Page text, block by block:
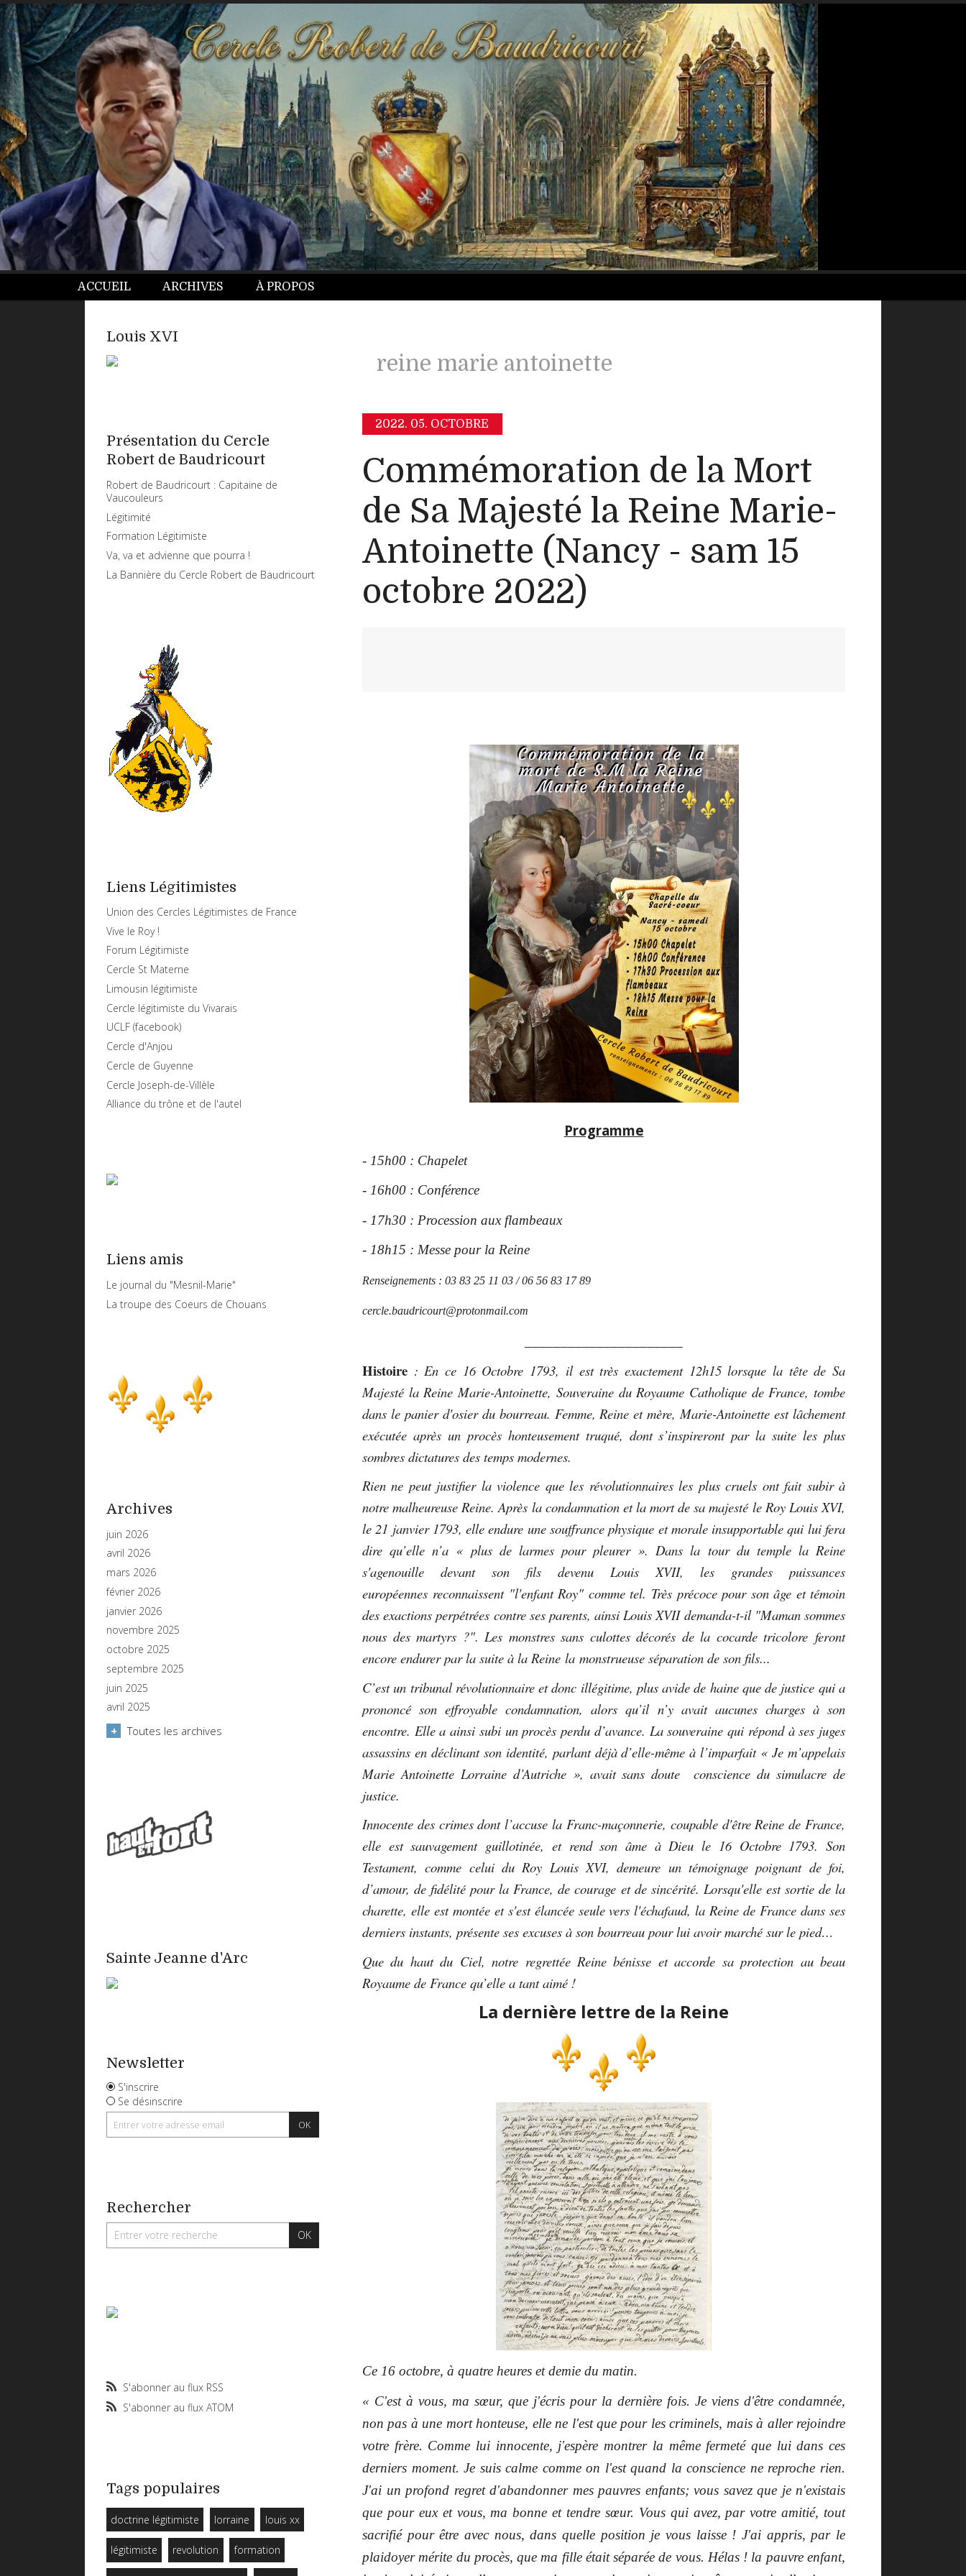
ACCUEIL ARCHIVES À PROPOS
Louis XVI
Présentation du Cercle
Robert de Baudricourt
Robert de Baudricourt : Capitaine de
Vaucouleurs
Légitimité
Formation Légitimiste
Va, va et advienne que pourra !
La Bannière du Cercle Robert de Baudricourt
Liens Légitimistes
Union des Cercles Légitimistes de France
Vive le Roy !
Forum Légitimiste
Cercle St Materne
Limousin légitimiste
Cercle légitimiste du Vivarais
UCLF (facebook)
Cercle d'Anjou
Cercle de Guyenne
Cercle Joseph-de-Villèle
Alliance du trône et de l'autel
Liens amis
Le journal du "Mesnil-Marie"
La troupe des Coeurs de Chouans
Archives
juin 2026
avril 2026
mars 2026
février 2026
janvier 2026
novembre 2025
octobre 2025
septembre 2025
juin 2025
avril 2025
Toutes les archives
Sainte Jeanne d'Arc
Newsletter
S'inscrire
Se désinscrire
Rechercher
S'abonner au flux RSS
S'abonner au flux ATOM
Tags populaires
doctrine légitimiste lorraine louis xx
légitimiste revolution formation
reine marie antoinette
2022. 05. OCTOBRE
Commémoration de la Mort
de Sa Majesté la Reine Marie-
Antoinette (Nancy - sam 15
octobre 2022)
Programme
- 15h00 : Chapelet
- 16h00 : Conférence
- 17h30 : Procession aux flambeaux
- 18h15 : Messe pour la Reine
Renseignements : 03 83 25 11 03 / 06 56 83 17 89
cercle.baudricourt@protonmail.com
Histoire : En ce 16 Octobre 1793, il est très exactement 12h15 lorsque la tête de Sa
Majesté la Reine Marie-Antoinette, Souveraine du Royaume Catholique de France, tombe
dans le panier d'osier du bourreau. Femme, Reine et mère, Marie-Antoinette est lâchement
exécutée après un procès honteusement truqué, dont s’inspireront par la suite les plus
sombres dictatures des temps modernes.
Rien ne peut justifier la violence que les révolutionnaires les plus cruels ont fait subir à
notre malheureuse Reine. Après la condamnation et la mort de sa majesté le Roy Louis XVI,
le 21 janvier 1793, elle endure une souffrance physique et morale insupportable qui lui fera
dire qu’elle n’a « plus de larmes pour pleurer ». Dans la tour du temple la Reine
s'agenouille devant son fils devenu Louis XVII, les grandes puissances
européennes reconnaissent "l'enfant Roy" comme tel. Très précoce pour son âge et témoin
des exactions perpétrées contre ses parents, ainsi Louis XVII demanda-t-il "Maman sommes
nous des martyrs ?". Les monstres sans culottes décorés de la cocarde tricolore feront
encore endurer par la suite à la Reine la monstrueuse séparation de son fils...
C’est un tribunal révolutionnaire et donc illégitime, plus avide de haine que de justice qui a
prononcé son effroyable condamnation, alors qu’il n’y avait aucunes charges à son
encontre. Elle a ainsi subi un procès perdu d’avance. La souveraine qui répond à ses juges
assassins en déclinant son identité, parlant déjà d’elle-même à l’imparfait « Je m’appelais
Marie Antoinette Lorraine d’Autriche », avait sans doute conscience du simulacre de
justice.
Innocente des crimes dont l’accuse la Franc-maçonnerie, coupable d'être Reine de France,
elle est sauvagement guillotinée, et rend son âme à Dieu le 16 Octobre 1793. Son
Testament, comme celui du Roy Louis XVI, demeure un témoignage poignant de foi,
d’amour, de fidélité pour la France, de courage et de sincérité. Lorsqu'elle est sortie de la
charette, elle est montée et s'est élancée seule vers l'échafaud, la Reine de France dans ses
derniers instants, présente ses excuses à son bourreau pour lui avoir marché sur le pied…
Que du haut du Ciel, notre regrettée Reine bénisse et accorde sa protection au beau
Royaume de France qu’elle a tant aimé !
La dernière lettre de la Reine
Ce 16 octobre, à quatre heures et demie du matin.
« C'est à vous, ma sœur, que j'écris pour la dernière fois. Je viens d'être condamnée,
non pas à une mort honteuse, elle ne l'est que pour les criminels, mais à aller rejoindre
votre frère. Comme lui innocente, j'espère montrer la même fermeté que lui dans ces
derniers moment. Je suis calme comme on l'est quand la conscience ne reproche rien.
J'ai un profond regret d'abandonner mes pauvres enfants; vous savez que je n'existais
que pour eux et vous, ma bonne et tendre sœur. Vous qui avez, par votre amitié, tout
sacrifié pour être avec nous, dans quelle position je vous laisse ! J'ai appris, par le
plaidoyer mérite du procès, que ma fille était séparée de vous. Hélas ! la pauvre enfant,